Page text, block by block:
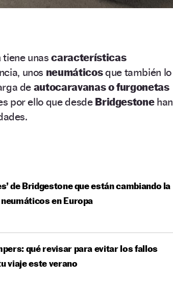
tiene unascaracterísticas
unos neumáticosque también lo
de autocaravanas o furgonetas
por ello que desde Bridgestone han
de Bridgestone que están cambiando la
en Europa
qué revisar para evitar los fallos
viaje este verano